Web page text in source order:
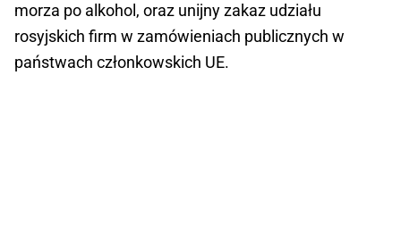
morza po alkohol, oraz unijny zakaz udziału
rosyjskich firm w zamówieniach publicznych w
państwach członkowskich UE.